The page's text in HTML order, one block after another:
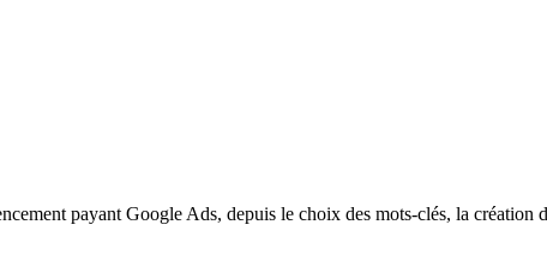
payant Google Ads, depuis le choix des mots-clés, la